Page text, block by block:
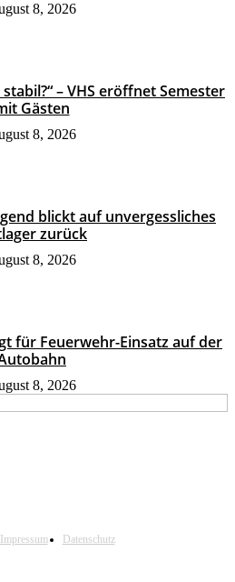
8, 2026
– VHS eröffnet Semester
Gästen
8, 2026
blickt auf unvergessliches
zurück
8, 2026
für Feuerwehr-Einsatz auf der
8, 2026
Impressum Datenschutz